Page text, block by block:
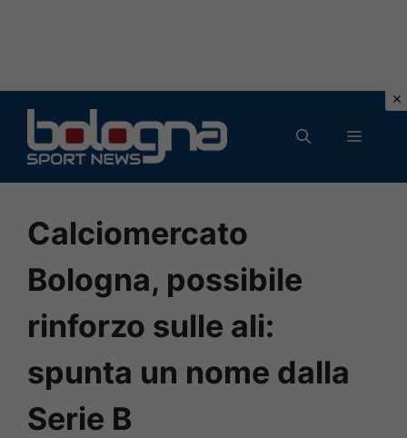
contenuto
MENU
Calciomercato
Bologna, possibile
rinforzo sulle ali:
spunta un nome dalla
Serie B